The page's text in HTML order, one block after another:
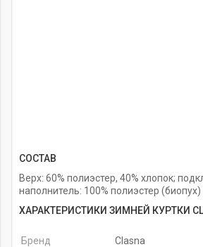
СОСТАВ
Верх: 60% полиэстер, 40% хлопок;
наполнитель: 100% полиэстер (биопух)
ХАРАКТЕРИСТИКИ ЗИМНЕЙ КУРТКИ
Бренд
Clasna